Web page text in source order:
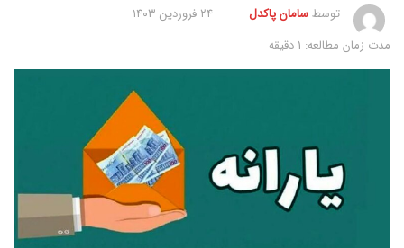
توسطسامان پاکدل
۲۴ فروردین ۱۴۰۳
مدت زمان مطالعه: 1 دقیقه